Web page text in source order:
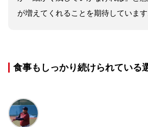
が増えてくれることを期待しています
食事もしっかり続けられている